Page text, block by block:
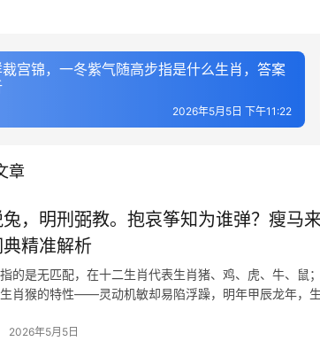
宫锦，一冬紫气随高步指是什么生肖，答案
2026年5月5日 下午11:22
章
，明刑弼教。抱哀筝知为谁弹？瘦马
典精准解析
的是无匹配，在十二生肖代表生肖猪、鸡、虎、牛、鼠
肖猴的特性——灵动机敏却易陷浮躁，明年甲辰龙年，
2026年5月5日